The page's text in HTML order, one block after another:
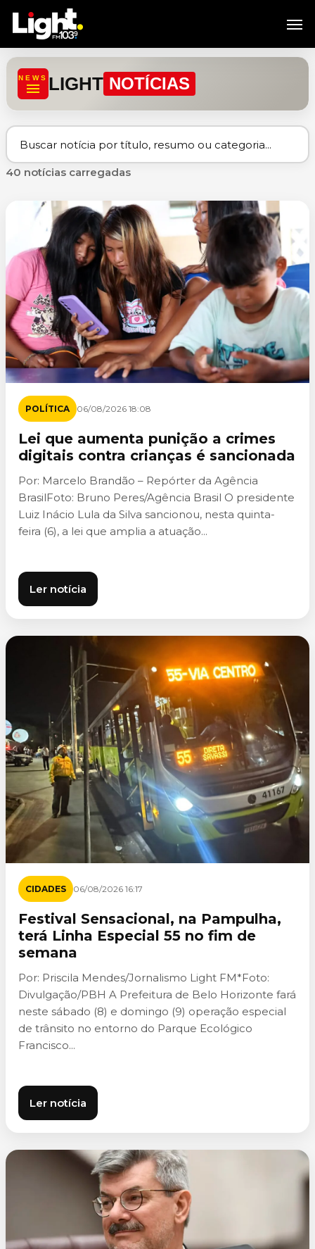
content
NEWS LIGHT NOTÍCIAS
40 notícias carregadas
POLÍTICA 06/08/2026 18:08
Lei que aumenta punição a crimes
digitais contra crianças é sancionada
Por: Marcelo Brandão – Repórter da Agência
BrasilFoto: Bruno Peres/Agência Brasil O presidente
Luiz Inácio Lula da Silva sancionou, nesta quinta-
feira (6), a lei que amplia a atuação...
Ler notícia
CIDADES 06/08/2026 16:17
Festival Sensacional, na Pampulha,
terá Linha Especial 55 no fim de
semana
Por: Priscila Mendes/Jornalismo Light FM*Foto:
Divulgação/PBH A Prefeitura de Belo Horizonte fará
neste sábado (8) e domingo (9) operação especial
de trânsito no entorno do Parque Ecológico
Francisco...
Ler notícia